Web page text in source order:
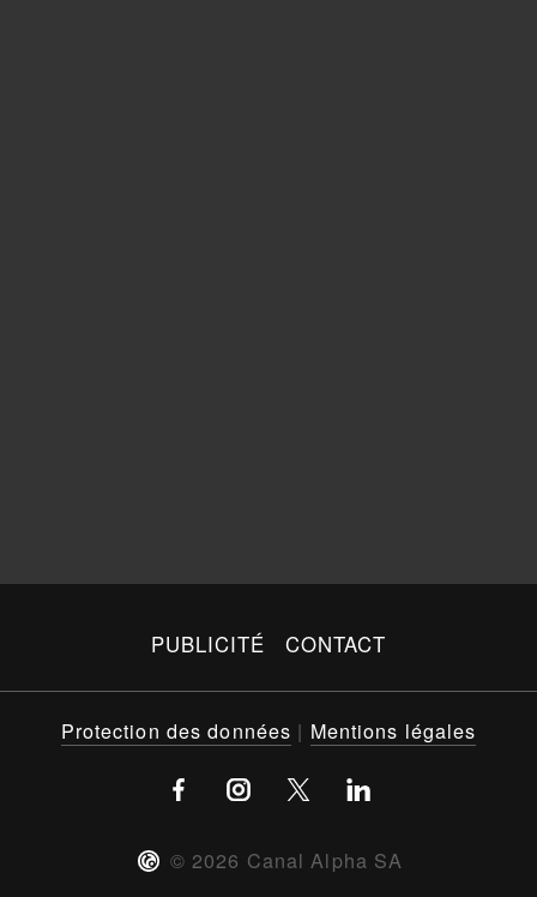
PUBLICITÉ CONTACT
© 2026 Canal Alpha SA
Protection des données | Mentions légales